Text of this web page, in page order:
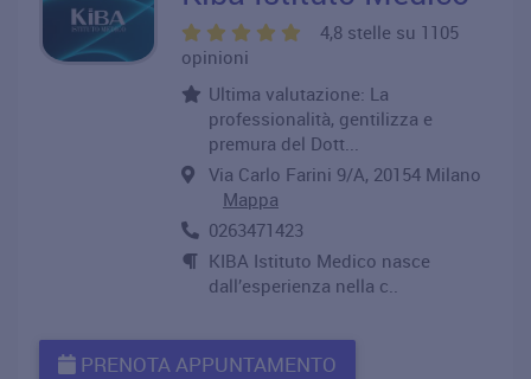
4,8 stelle su 1105
opinioni
Ultima valutazione: La
professionalità, gentilizza e
premura del Dott...
Via Carlo Farini 9/A, 20154 Milano
Mappa
0263471423
KIBA Istituto Medico nasce
dall’esperienza nella c..
PRENOTA APPUNTAMENTO